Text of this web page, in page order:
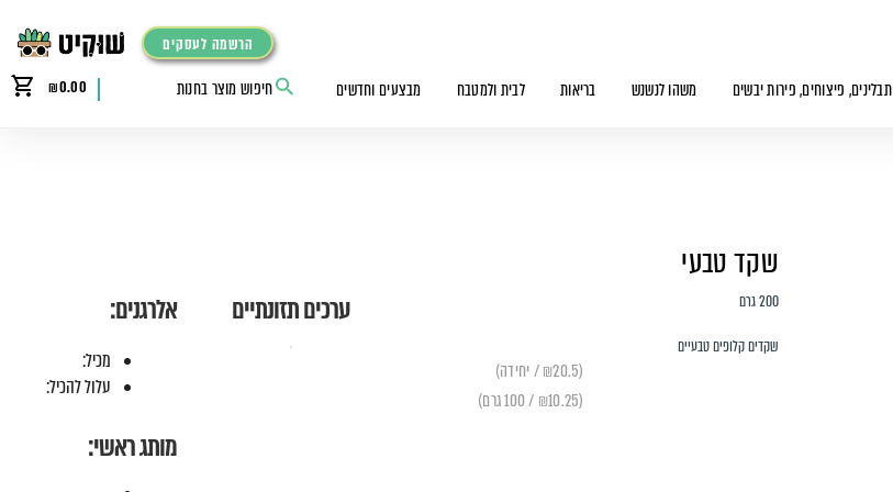
הרשמה לעסקים
תבלינים, פיצוחים, פירות יבשים משהו לנשנש בריאות לבית ולמטבח מבצעים וחדשים ₪0.00
שקד טבעי
200 גרם
שקדים קלופים טבעיים
(₪20.5 / יחידה)
(₪10.25 / 100 גרם)
ערכים תזונתיים אלרגנים:
מכיל:
עלול להכיל:
מותג ראשי: